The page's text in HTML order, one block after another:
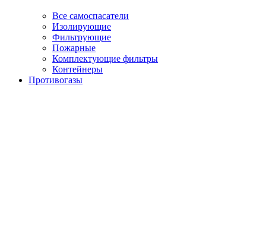
Все самоспасатели
Изолирующие
Фильтрующие
Пожарные
Комплектующие фильтры
Контейнеры
Противогазы